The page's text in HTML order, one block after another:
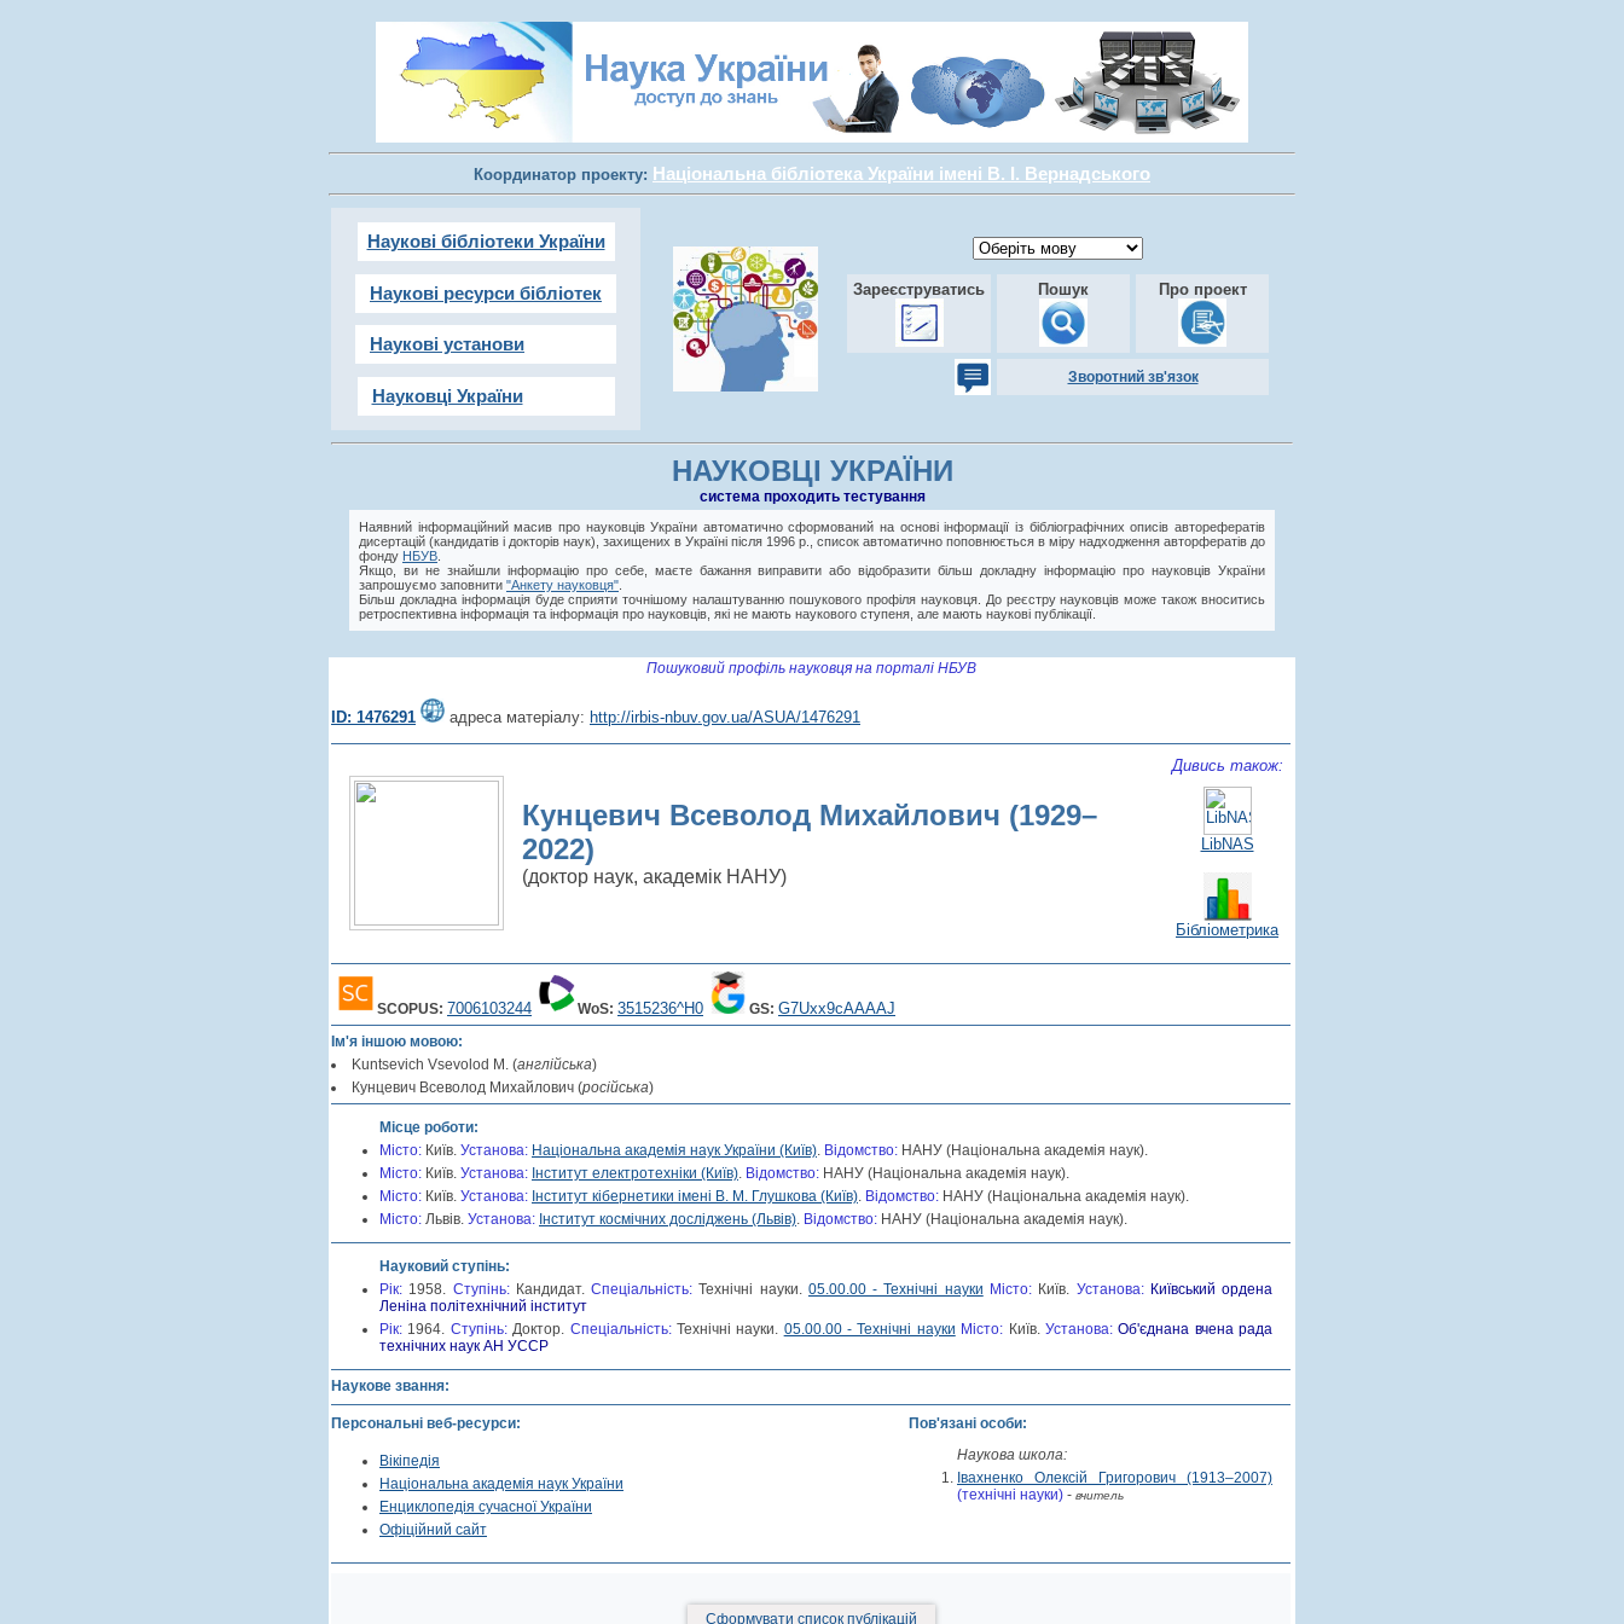
Координатор проекту: Національна бібліотека України імені В. І. Вернадського
Наукові бібліотеки України
Наукові ресурси бібліотек
Наукові установи
Науковці України
Зареєструватись Пошук Про проект
Зворотний зв'язок
НАУКОВЦІ УКРАЇНИ
cистема проходить тестування
Наявний інформаційний масив про науковців України автоматично сформований на основі інформації із бібліографічних описів авторефератів
дисертацій (кандидатів і докторів наук), захищених в Україні після 1996 р., список автоматично поповнюється в міру надходження авторфератів до
фонду НБУВ
Якщо, ви не знайшли інформацію про себе, маєте бажання виправити або відобразити більш докладну інформацію про науковців України
запрошуємо заповнити "Анкету науковця"
Більш докладна інформація буде сприяти точнішому налаштуванню пошукового профіля науковця. До реєстру науковців може також вноситись
ретроспективна інформація та інформація про науковців, які не мають наукового ступеня, але мають наукові публікації.
Пошуковий профіль науковця на порталі НБУВ
ID: 1476291 адреса матеріалу: http://irbis-nbuv.gov.ua/ASUA/1476291
Кунцевич Всеволод Михайлович (1929–
2022)
(доктор наук, академік НАНУ)
Дивись також:
LibNAS
Бібліометрика
SCOPUS: 7006103244 WoS: 3515236^H0 GS: G7Uxx9cAAAAJ
Ім'я іншою мовою:
Kuntsevich Vsevolod M. (англійська)
Кунцевич Всеволод Михайлович (російська)
Місце роботи:
Місто: Київ. Установа: Національна академія наук України (Київ). Відомство: НАНУ (Національна академія наук).
Місто: Київ. Установа: Інститут електротехніки (Київ). Відомство: НАНУ (Національна академія наук).
Місто: Київ. Установа: Інститут кібернетики імені В. М. Глушкова (Київ). Відомство: НАНУ (Національна академія наук).
Місто: Львів. Установа: Інститут космічних досліджень (Львів). Відомство: НАНУ (Національна академія наук).
Науковий ступінь:
Рік: 1958. Cтупінь: Кандидат.Спеціальність:Технічні науки. 05.00.00 - Технічні науки Місто: Київ. Установа: Київський ордена
Леніна політехнічний інститут
Рік: 1964. Cтупінь:Доктор. Спеціальність: Технічні науки. 05.00.00 - Технічні науки Місто: Київ.Установа:Об'єднана вчена рада
технічних наук АН УССР
Наукове звання:
Персональні веб-ресурси:
Вікіпедія
Національна академія наук України
Енциклопедія сучасної України
Офіційний сайт
Пов'язані особи:
Наукова школа:
Івахненко Олексій Григорович (1913–2007)
(технічні науки) - вчитель
Сформувати список публікацій